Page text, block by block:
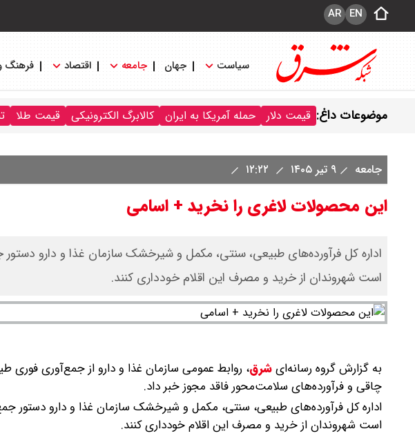
EN
AR
سیاست جهان جامعه اقتصاد فرهنگ
موضوعات داغ: قیمت دلار حمله آمریکا به ایران کالابرگ الکترونیکی قیمت طلا
جامعه ۹ تیر ۱۴۰۵
این محصولات لاغری را نخرید + اسامی
اداره کل فرآورده‌های طبیعی، سنتی، مکمل و شیرخشک سازمان غذا و دارو
است شهروندان از خرید و مصرف این اقلام خودداری کنند.
به گزارش گروه رسانه‌ایشرق، روابط عمومی سازمان غذا و دارو از جمع‌آوری
چاقی و فرآورده‌های سلامت‌محور فاقد مجوز خبر داد.
اداره کل فرآورده‌های طبیعی، سنتی، مکمل و شیرخشک سازمان غذا و دارو دستور
است شهروندان از خرید و مصرف این اقلام خودداری کنند.